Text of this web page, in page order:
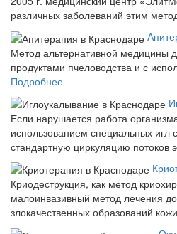
различных заболеваний этим
Метод альтернативной медицины
продуктами пчеловодства и с
Подробнее
Если нарушается работа
использованием специальных игл
стандартную циркуляцию потоков
Криодеструкция, как метод
малоинвазивный метод лечения
злокачественных образований